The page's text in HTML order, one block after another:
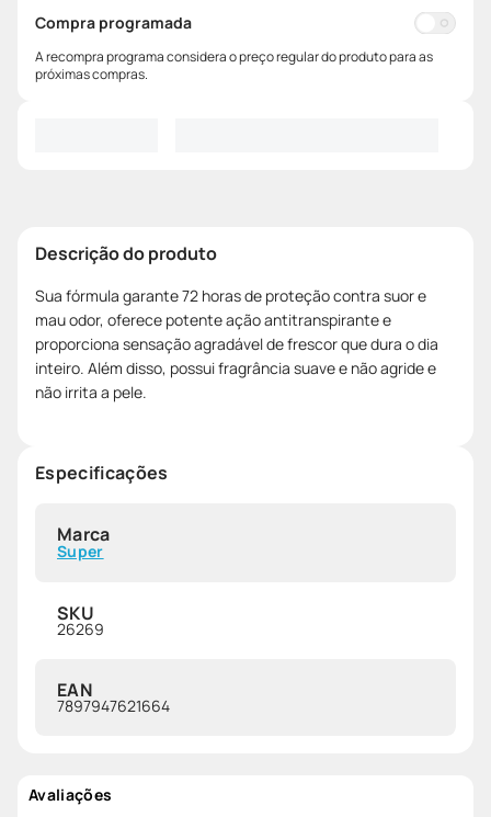
Compra programada
A recompra programa considera o preço regular do produto para as
próximas compras.
Descrição do produto
Sua fórmula garante 72 horas de proteção contra suor e
mau odor, oferece potente ação antitranspirante e
proporciona sensação agradável de frescor que dura o dia
inteiro. Além disso, possui fragrância suave e não agride e
não irrita a pele.
Especificações
Marca
Super
SKU
26269
EAN
7897947621664
Avaliações